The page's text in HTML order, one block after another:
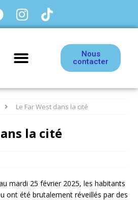
Nous
contacter
Le Far West dans la cité
la cité
mardi 25 février 2025, les habitants
ont été brutalement réveillés par des